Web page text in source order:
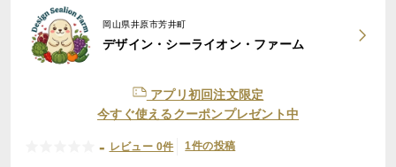
岡山県井原市芳井町
デザイン・シーライオン・ファーム
アプリ初回注文限定
今すぐ使えるクーポンプレゼント中
- レビュー 0件 1件の投稿